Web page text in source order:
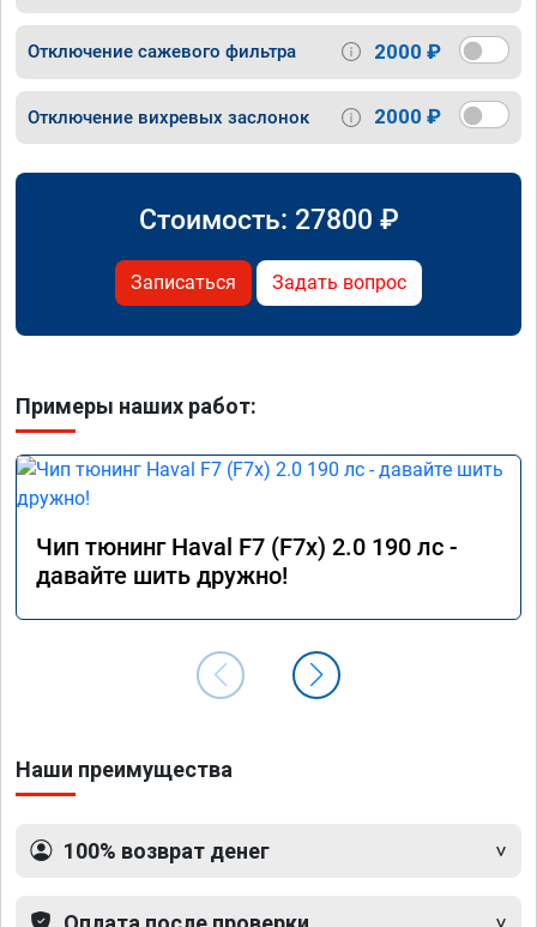
Отключение сажевого фильтра 2000 ₽
Отключение вихревых заслонок 2000 ₽
Стоимость: 27800 ₽
Записаться Задать вопрос
Примеры наших работ:
Чип тюнинг Haval F7 (F7x) 2.0 190 лс -
давайте шить дружно!
Наши преимущества
100% возврат денег